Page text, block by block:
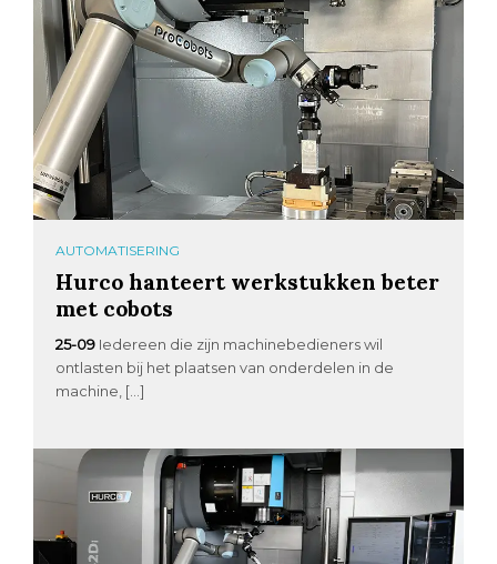
AUTOMATISERING
Hurco hanteert werkstukken beter
met cobots
25-09 Iedereen die zijn machinebedieners wil
ontlasten bij het plaatsen van onderdelen in de
machine, […]